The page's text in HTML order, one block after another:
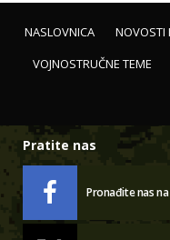
NASLOVNICA NOVOSTI
VOJNOSTRUČNE TEME
Pratite nas
Pronađite nas